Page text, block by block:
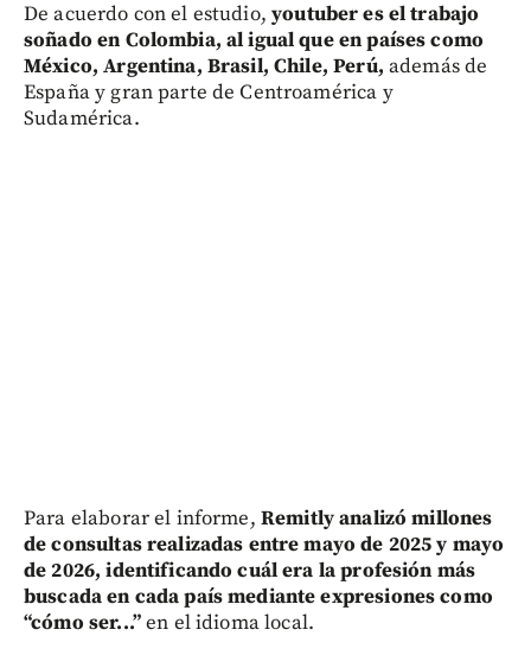
De acuerdo con el estudio, youtuber es el trabajo
soñado en Colombia, al igual que en países como
México, Argentina, Brasil, Chile, Perú, además de
España y gran parte de Centroamérica y
Sudamérica.
Para elaborar el informe, Remitly analizó millones
de consultas realizadas entre mayo de 2025 y mayo
de 2026, identificando cuál era la profesión más
buscada en cada país mediante expresiones como
“cómo ser...”en el idioma local.